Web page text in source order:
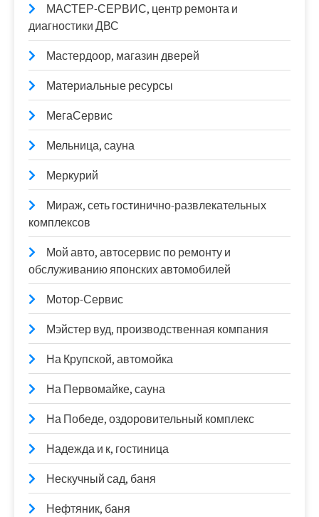
МАСТЕР-СЕРВИС, центр ремонта и
диагностики ДВС
Мастердоор, магазин дверей
Материальные ресурсы
МегаСервис
Мельница, сауна
Меркурий
Мираж, сеть гостинично-развлекательных
комплексов
Мой авто, автосервис по ремонту и
обслуживанию японских автомобилей
Мотор-Сервис
Мэйстер вуд, производственная компания
На Крупской, автомойка
На Первомайке, сауна
На Победе, оздоровительный комплекс
Надежда и к, гостиница
Нескучный сад, баня
Нефтяник, баня